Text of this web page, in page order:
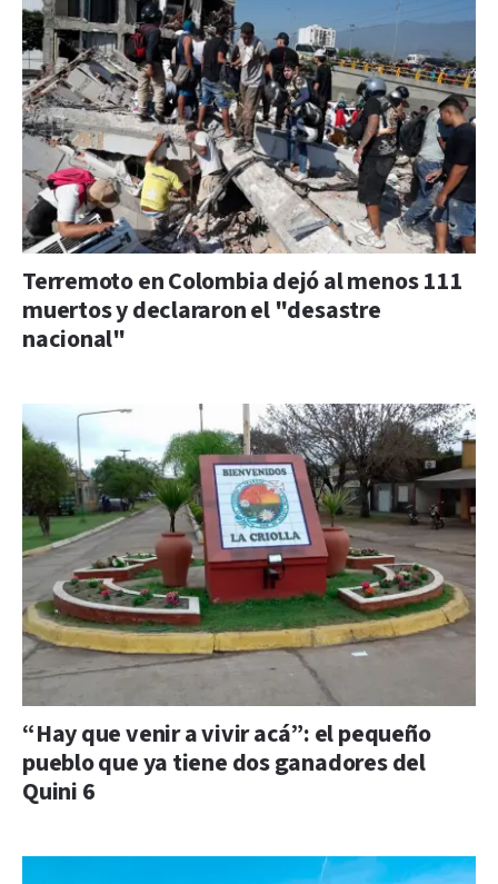
Terremoto en Colombia dejó al menos 111
muertos y declararon el "desastre
nacional"
“Hay que venir a vivir acá”: el pequeño
pueblo que ya tiene dos ganadores del
Quini 6